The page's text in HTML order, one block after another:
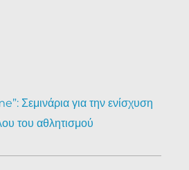
Σεμινάρια για την ενίσχυση
του αθλητισμού